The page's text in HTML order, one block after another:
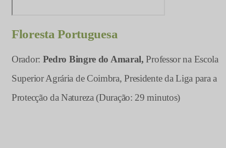
Floresta Portuguesa
Orador: Pedro Bingre do Amaral,Professor na Escola
Superior Agrária de Coimbra, Presidente da Liga para a
Protecção da Natureza (Duração: 29 minutos)